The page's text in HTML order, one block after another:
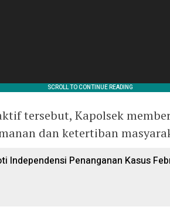
tersebut, Kapolsek
dan ketertiban
Independensi Penanganan Kasus